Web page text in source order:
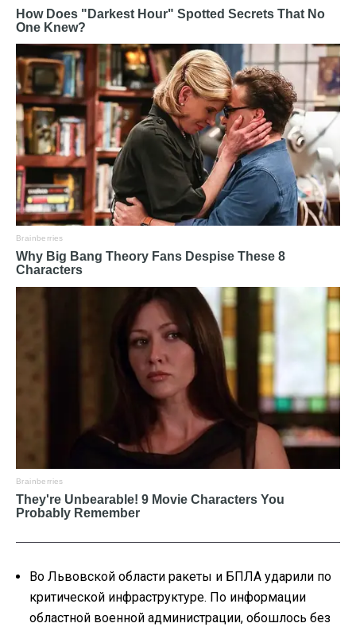
Во Львовской области ракеты и БПЛА ударили по
критической инфраструктуре. По информации
областной военной администрации, обошлось без